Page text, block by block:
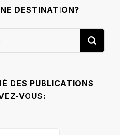
DESTINATION?
DES PUBLICATIONS
VOUS: